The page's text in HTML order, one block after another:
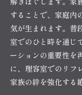
することで、家庭内
気が生まれます。普
室でのひと時を通じ
ーションの重要性を
に、理容室でのリフ
家族の絆を強化する